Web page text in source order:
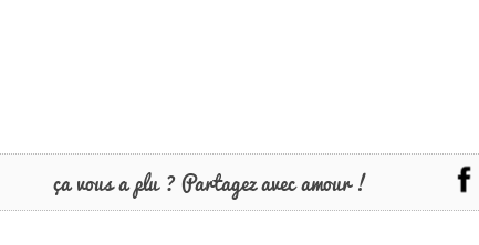
ça vous a plu ? Partagez avec amour !